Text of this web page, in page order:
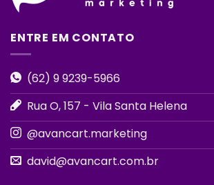
ENTRE EM CONTATO
(62) 9 9239-5966
Rua O, 157 - Vila Santa Helena
@avancart.marketing
david@avancart.com.br